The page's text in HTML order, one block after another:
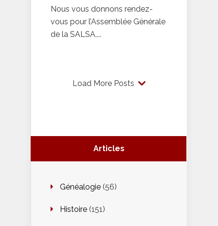
Nous vous donnons rendez-
vous pour l’Assemblée Générale
de la SALSA,...
Load More Posts
Articles
Généalogie (56)
Histoire (151)